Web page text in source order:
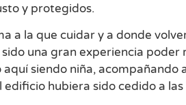
y protegidos.
a la que cuidar y a donde
una gran experiencia
aquí siendo niña,
edificio hubiera sido cedido a las